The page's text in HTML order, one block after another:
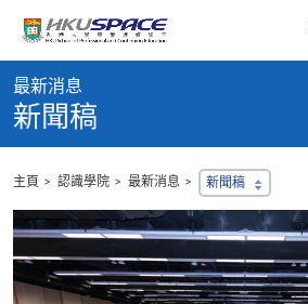
content
content
start
最新消息
新聞稿
主頁 認識學院 最新消息 新聞稿